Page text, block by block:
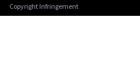
Copyright Infringement